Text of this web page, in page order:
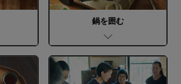
鍋を囲む